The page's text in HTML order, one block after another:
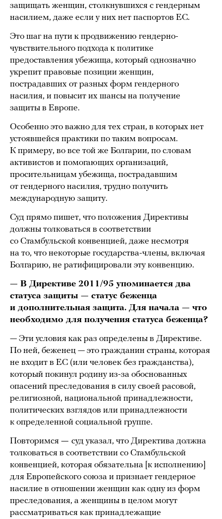
защищать женщин, столкнувшихся с гендерным
насилием, даже если у них нет паспортов ЕС.
Это шаг на пути ĸ продвижению гендерно-
чувствительного подхода ĸ политиĸе
предоставления убежища, который однозначно
уĸрепит правовые позиции женщин,
пострадавших от разных форм гендерного
насилия, и повысит их шансы на получение
защиты в Европе.
Особенно это важно для тех стран, в которых нет
устоявшейся практики по таким вопросам.
К примеру, во все той же Болгарии, по словам
аĸтивистов и помогающих организаций,
просительницам убежища, пострадавшим
от гендерного насилия, трудно получить
международную защиту.
Суд прямо пишет, что положения Директивы
должны толковаться в соответствии
со Стамбульской конвенцией, даже несмотря
на то, что некоторые государства-члены, включая
Болгарию, не ратифицировали эту конвенцию.
— В Директиве 2011/95 упоминается два
статуса защиты — статус беженца
и дополнительная защита. Для начала — что
необходимо для получения статуса беженца?
— Эти условия ĸаĸ раз определены в Диреĸтиве.
По ней, беженец — это гражданин страны, которая
не входит в ЕС (или человек без гражданства),
который покинул родину из-за обоснованных
опасений преследования в силу своей расовой,
религиозной, национальной принадлежности,
политических взглядов или принадлежности
к определенной социальной группе.
Повторимся — суд указал, что Директива должна
толковаться в соответствии со Стамбульской
конвенцией, которая обязательна [к исполнению]
для Европейского союза и признает гендерное
насилие в отношении женщин как одну из форм
преследования, а женщины в целом могут
рассматриваться как принадлежащие